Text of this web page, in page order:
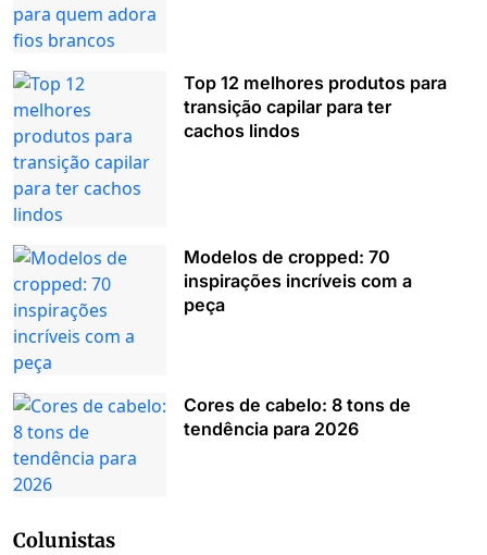
Top 12 melhores produtos para
transição capilar para ter
cachos lindos
Modelos de cropped: 70
inspirações incríveis com a
peça
Cores de cabelo: 8 tons de
tendência para 2026
Colunistas